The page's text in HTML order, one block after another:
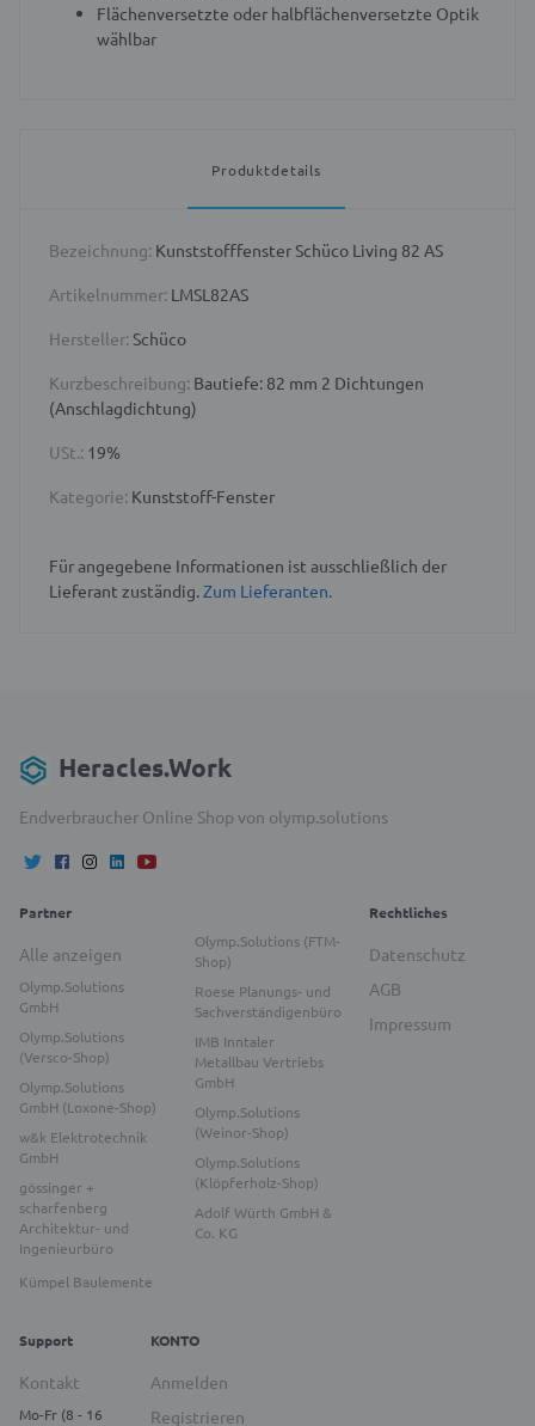
Flächenversetzte oder halbflächenversetzte Optik
wählbar
Produktdetails
Bezeichnung: Kunststofffenster Schüco Living 82 AS
Artikelnummer: LMSL82AS
Hersteller: Schüco
Kurzbeschreibung: Bautiefe: 82 mm 2 Dichtungen
(Anschlagdichtung)
USt.: 19%
Kategorie: Kunststoff-Fenster
Für angegebene Informationen ist ausschließlich der
Lieferant zuständig.Zum Lieferanten.
Heracles.Work
Endverbraucher Online Shop von olymp.solutions
Partner
Alle anzeigen
Olymp.Solutions
GmbH
Olymp.Solutions
(Versco-Shop)
Olymp.Solutions
GmbH (Loxone-Shop)
w&k Elektrotechnik
GmbH
gössinger +
scharfenberg
Architektur- und
Ingenieurbüro
Kümpel Baulemente
Olymp.Solutions (FTM-
Shop)
Roese Planungs- und
Sachverständigenbüro
IMB Inntaler
Metallbau Vertriebs
GmbH
Olymp.Solutions
(Weinor-Shop)
Olymp.Solutions
(Klöpferholz-Shop)
Adolf Würth GmbH &
Co. KG
Rechtliches
Datenschutz
AGB
Impressum
Support
Kontakt
Mo-Fr (8 - 16
KONTO
Anmelden
Registrieren